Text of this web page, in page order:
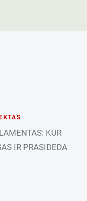
KUR
IR PRASIDEDA